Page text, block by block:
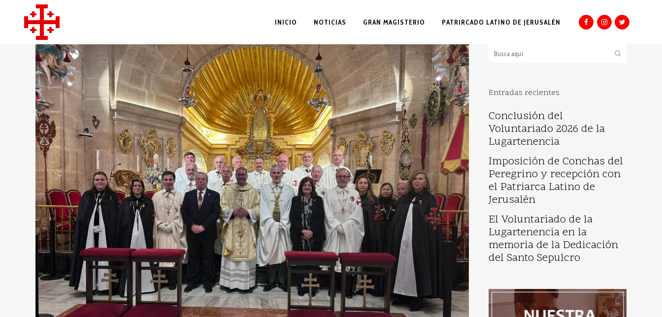
INICIO NOTICIAS GRAN MAGISTERIO PATRIRCADO LATINO DE JERUSALÉN
Entradas recientes
Conclusión del
Voluntariado 2026 de la
Lugartenencia
Imposición de Conchas del
Peregrino y recepción con
el Patriarca Latino de
Jerusalén
El Voluntariado de la
Lugartenencia en la
memoria de la Dedicación
del Santo Sepulcro